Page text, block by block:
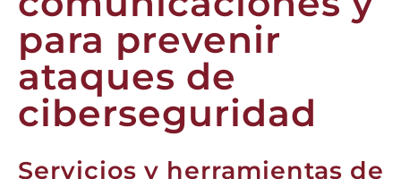
para prevenir
ataques de
ciberseguridad
Servicios y herramientas de